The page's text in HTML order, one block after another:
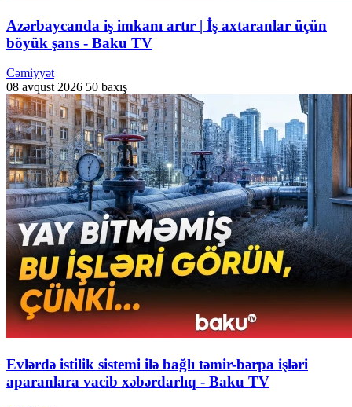
Azərbaycanda iş imkanı artır | İş axtaranlar üçün
böyük şans - Baku TV
Cəmiyyət
08 avqust 2026 50 baxış
Evlərdə istilik sistemi ilə bağlı təmir-bərpa işləri
aparanlara vacib xəbərdarlıq - Baku TV